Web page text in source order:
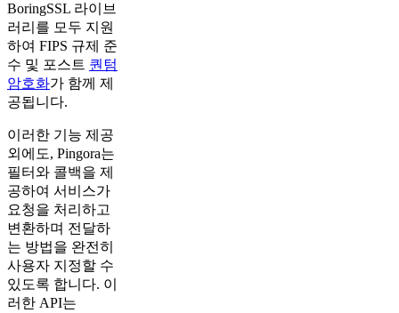
BoringSSL 라이브
러리를 모두 지원
하여 FIPS 규제 준
수 및 포스트 퀀텀
암호화가 함께 제
공됩니다.
이러한 기능 제공
외에도, Pingora는
필터와 콜백을 제
공하여 서비스가
요청을 처리하고
변환하며 전달하
는 방법을 완전히
사용자 지정할 수
있도록 합니다. 이
러한 API는